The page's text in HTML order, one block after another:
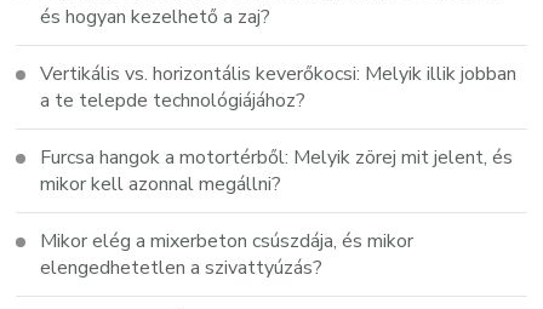
és hogyan kezelhető a zaj?
Vertikális vs. horizontális keverőkocsi: Melyik illik jobban
a te telepde technológiájához?
Furcsa hangok a motortérből: Melyik zörej mit jelent, és
mikor kell azonnal megállni?
Mikor elég a mixerbeton csúszdája, és mikor
elengedhetetlen a szivattyúzás?